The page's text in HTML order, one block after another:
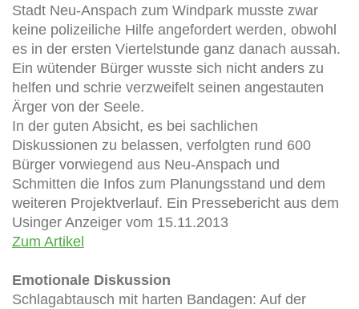
Stadt Neu-Anspach zum Windpark musste zwar
keine polizeiliche Hilfe angefordert werden, obwohl
es in der ersten Viertelstunde ganz danach aussah.
Ein wütender Bürger wusste sich nicht anders zu
helfen und schrie verzweifelt seinen angestauten
Ärger von der Seele.
In der guten Absicht, es bei sachlichen
Diskussionen zu belassen, verfolgten rund 600
Bürger vorwiegend aus Neu-Anspach und
Schmitten die Infos zum Planungsstand und dem
weiteren Projektverlauf. Ein Pressebericht aus dem
Usinger Anzeiger vom 15.11.2013
Zum Artikel
Emotionale Diskussion
Schlagabtausch mit harten Bandagen: Auf der